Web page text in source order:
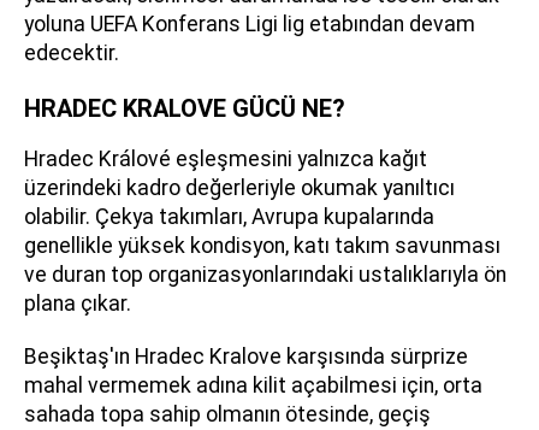
yoluna UEFA Konferans Ligi lig etabından devam
edecektir.
HRADEC KRALOVE GÜCÜ NE?
Hradec Králové eşleşmesini yalnızca kağıt
üzerindeki kadro değerleriyle okumak yanıltıcı
olabilir. Çekya takımları, Avrupa kupalarında
genellikle yüksek kondisyon, katı takım savunması
ve duran top organizasyonlarındaki ustalıklarıyla ön
plana çıkar.
Beşiktaş'ın Hradec Kralove karşısında sürprize
mahal vermemek adına kilit açabilmesi için, orta
sahada topa sahip olmanın ötesinde, geçiş